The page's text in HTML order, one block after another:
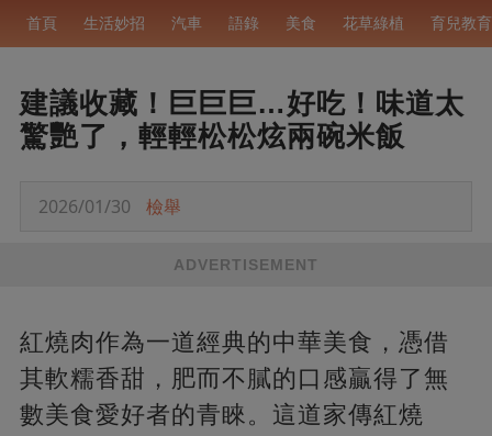
首頁 生活妙招 汽車 語錄 美食 花草綠植 育兒教育
建議收藏！巨巨巨…好吃！味道太
驚艷了，輕輕松松炫兩碗米飯
2026/01/30 檢舉
ADVERTISEMENT
紅燒肉作為一道經典的中華美食，憑借
其軟糯香甜，肥而不膩的口感贏得了無
數美食愛好者的青睞。這道家傳紅燒